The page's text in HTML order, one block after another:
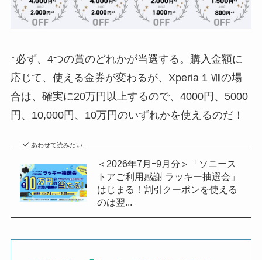
↑必ず、4つの賞のどれかが当選する。購入金額に
応じて、使える金券が変わるが、Xperia 1 Ⅷの場
合は、確実に20万円以上するので、4000円、5000
円、10,000円、10万円のいずれかを使えるのだ！
あわせて読みたい
＜2026年7月ｰ9月分＞「ソニース
トアご利用感謝 ラッキー抽選会」
はじまる！割引クーポンを使える
のは翌...